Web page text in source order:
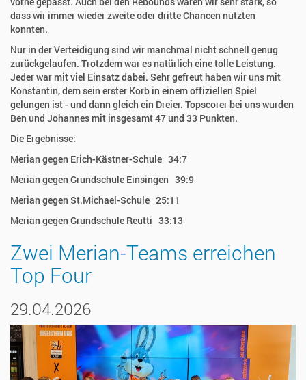
dass wir immer wieder zweite oder dritte Chancen nutzten
konnten.
Nur in der Verteidigung sind wir manchmal nicht schnell genug
zurückgelaufen. Trotzdem war es natürlich eine tolle Leistung.
Jeder war mit viel Einsatz dabei. Sehr gefreut haben wir uns mit
Konstantin, dem sein erster Korb in einem offiziellen Spiel
gelungen ist - und dann gleich ein Dreier. Topscorer bei uns wurden
Ben und Johannes mit insgesamt 47 und 33 Punkten.
Die Ergebnisse:
Merian gegen Erich-Kästner-Schule 34:7
Merian gegen Grundschule Einsingen 39:9
Merian gegen St.Michael-Schule 25:11
Merian gegen Grundschule Reutti 33:13
Zwei Merian-Teams erreichen
Top Four
29.04.2026